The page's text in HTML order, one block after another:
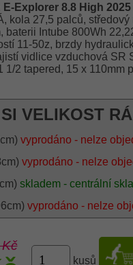
E-Explorer 8.8 High 2025
kola 27,5 palců, středový
baterii Intube 800Wh
11-50z, brzdy
vidlice vzduchová SR
1/2 tapered, 15 x 110mm
VELIKOST
vyprodáno - nelze
vyprodáno - nelze
skladem - centrální
vyprodáno - nelze
kusů